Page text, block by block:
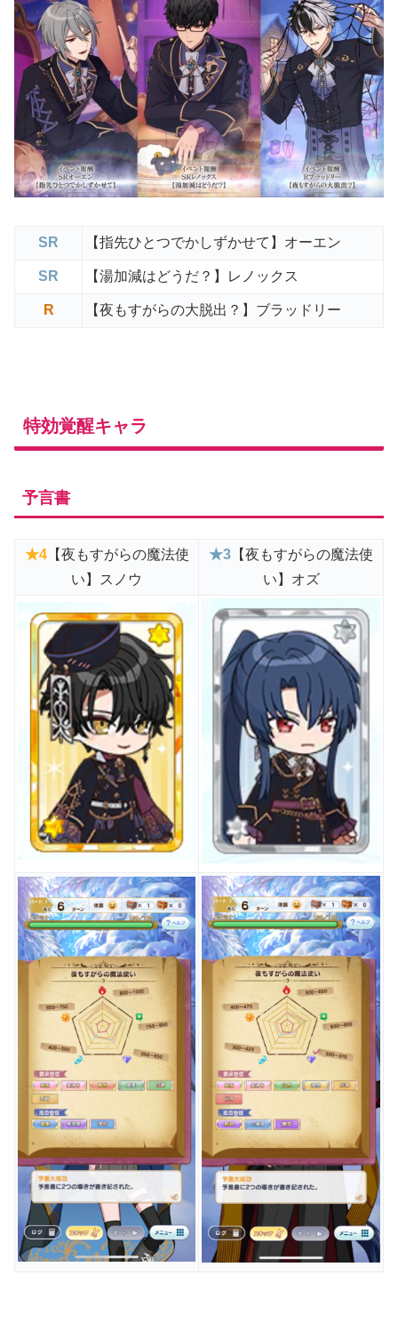
SR 【指先ひとつでかしずかせて】オーエン
SR 【湯加減はどうだ？】レノックス
R 【夜もすがらの大脱出？】ブラッドリー
特効覚醒キャラ
予言書
★4【夜もすがらの魔法使
い】スノウ
★3 【夜もすがらの魔法使
い】オズ